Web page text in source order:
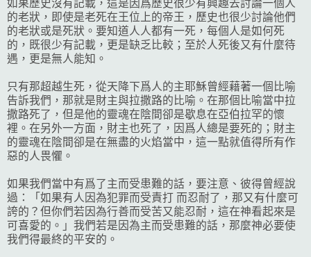
如果歷史沒有記載，這是因爲歷史很少有興趣去討論一個人
的老狀，即使是老死在王位上的帝王，歷史也很少討論他們
的老狀或是死狀。要知道人人都有一死，每個人是如何死
的，既很少有記載，更是缺乏比較；至於人死後又有什麼待
遇，更是無人能知。
只有那超越生死，從天降下爲人的主耶穌曾經藉著一個比喻
告訴我們，那就是財主與拉撒路的比喻。在那個比喻當中拉
撒路死了，但是他的靈魂在陰間卻是歇息在亞伯拉罕的懷
裡。在另外一方面，財主也死了，因爲人總是要死的；財主
的靈魂在陰間卻是在無盡的火焰當中，這一點就值得所有作
惡的人畏懼。
如果我們當中有爲了主而受患難的話，要注意、彼得曾經說
過：「如果有人因為犯罪而受責打 而忍耐了，那又有什麼可
誇的？但你們若因為行善而受苦又能忍耐，這在神看起來是
可喜愛的。」我們若是因為主而受患難的話，那麼神必要使
我們得最終的平安的。